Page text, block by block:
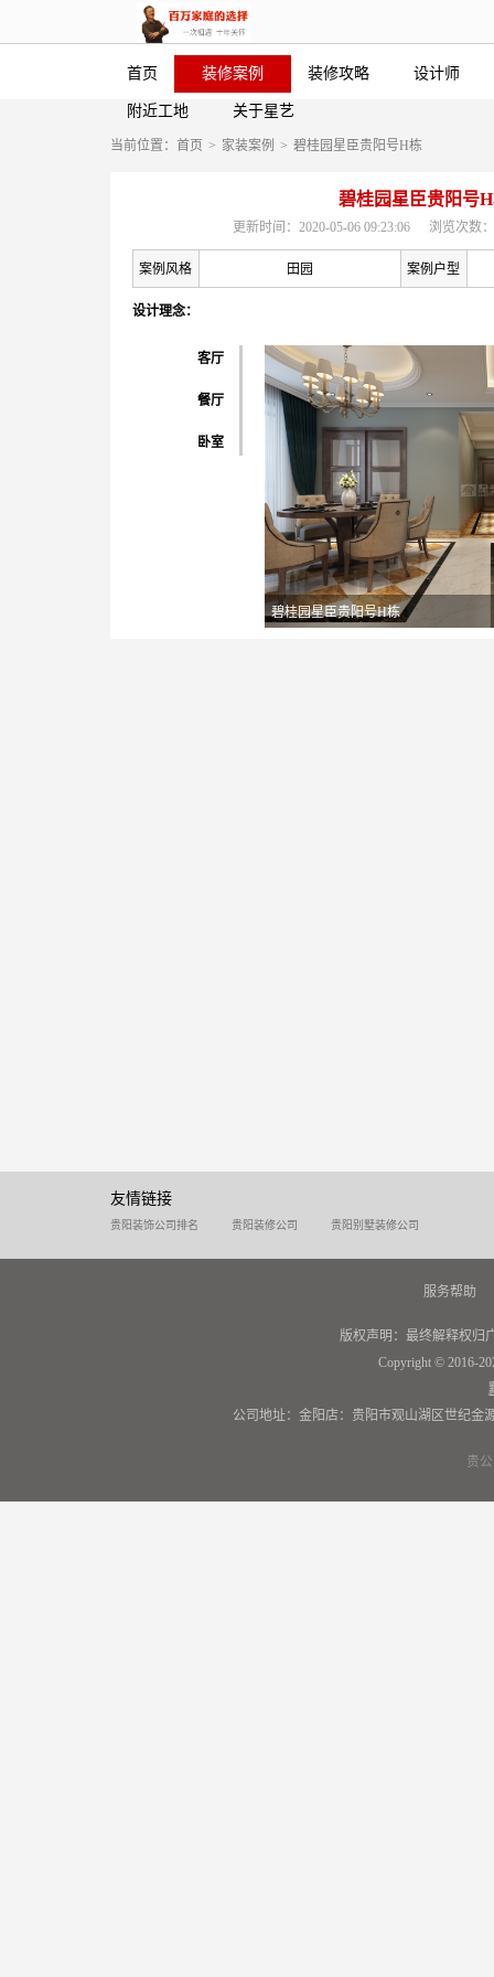
首页 装修案例 装修攻略 设计师
附近工地 关于星艺
当前位置： 首页 > 家装案例 > 碧桂园星臣贵阳号H栋
碧桂园星臣贵阳号
更新时间：2020-05-06 09:23:06 浏览次数
案例风格 田园 案例户型
设计理念：
客厅
餐厅
卧室
碧桂园星臣贵阳号H栋
碧桂园星臣贵阳号H栋
碧桂园星臣贵阳号H栋
友情链接
贵阳装饰公司排名 贵阳装修公司 贵阳别墅装修公司
服务帮助
版权声明：最终解释权归
Copyright © 2016-
公司地址：金阳店：贵阳市观山湖区世纪金
贵